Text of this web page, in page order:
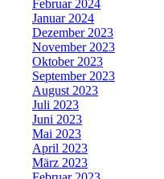
Februar 2024
Januar 2024
Dezember 2023
November 2023
Oktober 2023
September 2023
August 2023
Juli 2023
Juni 2023
Mai 2023
April 2023
März 2023